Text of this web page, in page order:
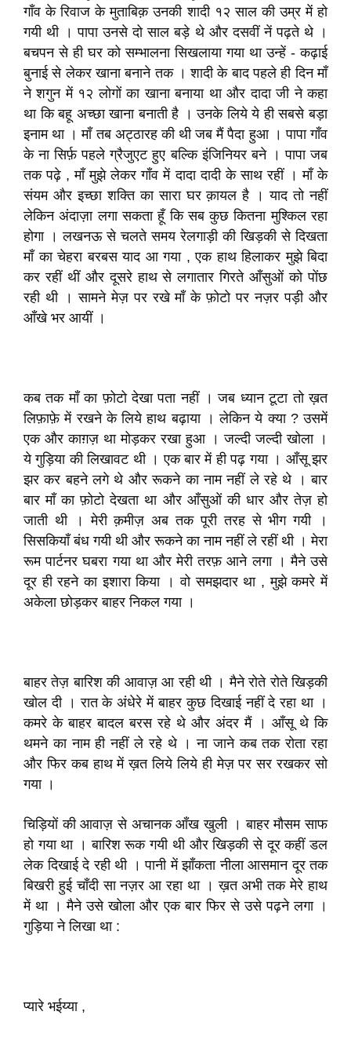
गाँव के रिवाज के मुताबिक़ उनकी शादी १२ साल की उम्र में हो
गयी थी । पापा उनसे दो साल बड़े थे और दसवीं नें पढ़ते थे ।
बचपन से ही घर को सम्भालना सिखलाया गया था उन्हें - कढ़ाई
बुनाई से लेकर खाना बनाने तक । शादी के बाद पहले ही दिन माँ
ने शगुन में १२ लोगों का खाना बनाया था और दादा जी ने कहा
था कि बहू अच्छा खाना बनाती है । उनके लिये ये ही सबसे बड़ा
इनाम था । माँ तब अट्ठारह की थी जब मैं पैदा हुआ । पापा गाँव
के ना सिर्फ़ पहले ग्रैजुएट हुए बल्कि इंजिनियर बने । पापा जब
तक पढ़े , माँ मुझे लेकर गाँव में दादा दादी के साथ रहीं । माँ के
संयम और इच्छा शक्ति का सारा घर क़ायल है । याद तो नहीं
लेकिन अंदाज़ा लगा सकता हूँ कि सब कुछ कितना मुश्किल रहा
होगा । लखनऊ से चलते समय रेलगाड़ी की खिड़की से दिखता
माँ का चेहरा बरबस याद आ गया , एक हाथ हिलाकर मुझे बिदा
कर रहीं थीं और दूसरे हाथ से लगातार गिरते आँसुओं को पोंछ
रही थी । सामने मेज़ पर रखे माँ के फ़ोटो पर नज़र पड़ी और
आँखे भर आयीं ।
कब तक माँ का फ़ोटो देखा पता नहीं । जब ध्यान टूटा तो ख़त
लिफ़ाफ़े में रखने के लिये हाथ बढ़ाया । लेकिन ये क्या ? उसमें
एक और काग़ज़ था मोड़कर रखा हुआ । जल्दी जल्दी खोला ।
ये गुड़िया की लिखावट थी । एक बार में ही पढ़ गया । आँसू झर
झर कर बहने लगे थे और रूकने का नाम नहीं ले रहे थे । बार
बार माँ का फ़ोटो देखता था और आँसुओं की धार और तेज़ हो
जाती थी । मेरी क़मीज़ अब तक पूरी तरह से भीग गयी ।
सिसकियाँ बंध गयी थी और रूकने का नाम नहीं ले रहीं थी । मेरा
रूम पार्टनर घबरा गया था और मेरी तरफ़ आने लगा । मैने उसे
दूर ही रहने का इशारा किया । वो समझदार था , मुझे कमरे में
अकेला छोड़कर बाहर निकल गया ।
बाहर तेज़ बारिश की आवाज़ आ रही थी । मैने रोते रोते खिड़की
खोल दी । रात के अंधेरे में बाहर कुछ दिखाई नहीं दे रहा था ।
कमरे के बाहर बादल बरस रहे थे और अंदर मैं । आँसू थे कि
थमने का नाम ही नहीं ले रहे थे । ना जाने कब तक रोता रहा
और फिर कब हाथ में ख़त लिये लिये ही मेज़ पर सर रखकर सो
गया ।
चिड़ियों की आवाज़ से अचानक आँख खुली । बाहर मौसम साफ
हो गया था । बारिश रूक गयी थी और खिड़की से दूर कहीं डल
लेक दिखाई दे रही थी । पानी में झाँकता नीला आसमान दूर तक
बिखरी हुई चाँदी सा नज़र आ रहा था । ख़त अभी तक मेरे हाथ
में था । मैने उसे खोला और एक बार फिर से उसे पढ़ने लगा ।
गुड़िया ने लिखा था :
प्यारे भईय्या ,